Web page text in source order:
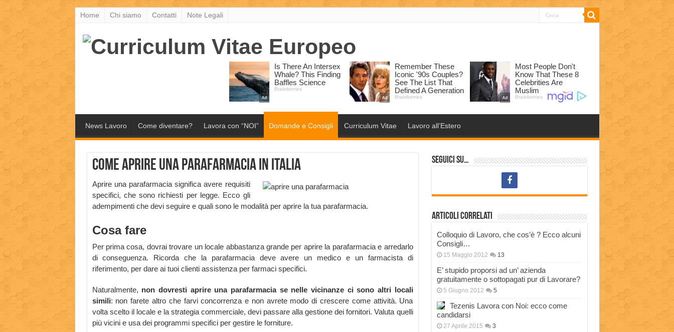
Home Chi siamo Contatti Note Legali
News Lavoro Come diventare? Lavora con “NOI” Domande e Consigli Curriculum Vitae Lavoro all’Estero
Come aprire una Parafarmacia in Italia
Aprire una parafarmacia significa avere requisiti
specifici, che sono richiesti per legge. Ecco gli
adempimenti che devi seguire e quali sono le modalità per aprire la tua parafarmacia.
Cosa fare
Per prima cosa, dovrai trovare un locale abbastanza grande per aprire la parafarmacia e arredarlo
di conseguenza. Ricorda che la parafarmacia deve avere un medico e un farmacista di
riferimento, per dare ai tuoi clienti assistenza per farmaci specifici.
Naturalmente, non dovresti aprire una parafarmacia se nelle vicinanze ci sono altri locali
simili: non farete altro che farvi concorrenza e non avrete modo di crescere come attività. Una
volta scelto il locale e la strategia commerciale, devi passare alla gestione dei fornitori. Valuta quelli
più vicini e usa dei programmi specifici per gestire le forniture.
Seguici su…
Articoli correlati
Colloquio di Lavoro, che cos’è ? Ecco alcuni
Consigli…
15 Maggio 2012 13
E’ stupido proporsi ad un’ azienda
gratuitamente o sottopagati pur di Lavorare?
5 Giugno 2012 5
Tezenis Lavora con Noi: ecco come
candidarsi
27 Aprile 2015 3